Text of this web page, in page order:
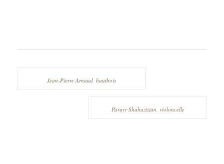
Jean-Pierre Arnaud, hautbois
Paruyr Shahazizian, violoncelle